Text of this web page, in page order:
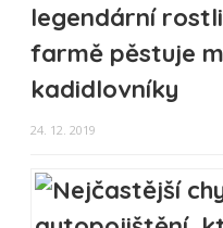
legendární
farmě pěstuje
kadidlovníky
24. 12. 2019